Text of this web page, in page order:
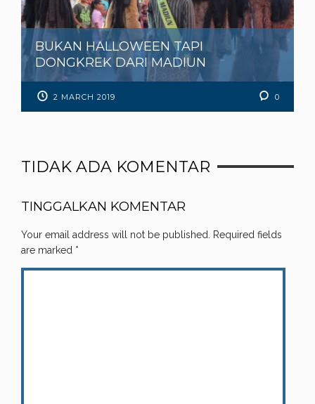
BUKAN HALLOWEEN TAPI
DONGKREK DARI MADIUN
2 MARCH 2019 0
TIDAK ADA KOMENTAR
TINGGALKAN KOMENTAR
Your email address will not be published.
Required fields
are marked *